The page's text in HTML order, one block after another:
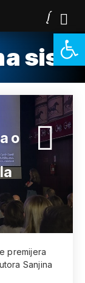
sisi
o
premijera
Sanjina